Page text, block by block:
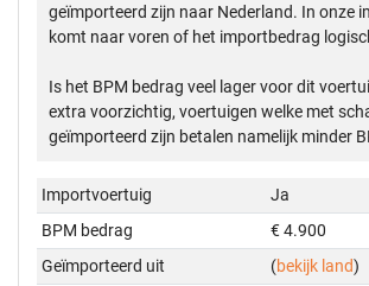
geïmporteerd zijn naar Nederland. In onze
komt naar voren of het importbedrag
Is het BPM bedrag veel lager voor dit
extra voorzichtig, voertuigen welke met
geïmporteerd zijn betalen namelijk minder
Importvoertuig
Ja
BPM bedrag
€ 4.900
Geïmporteerd uit
(bekijk land)